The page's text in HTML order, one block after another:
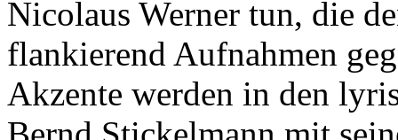
Nicolaus Werner tun, die
flankierend Aufnahmen
Akzente werden in den